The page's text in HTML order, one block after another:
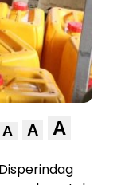
A A A